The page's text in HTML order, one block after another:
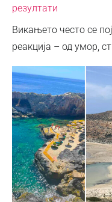
резултати
Викањето често се
реакција – од умор,